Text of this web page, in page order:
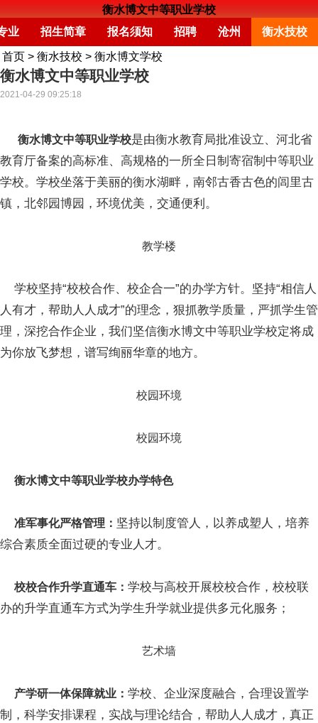
衡水博文中等职业学校
业
招生简章 报名须知 招聘 沧州 衡水技校
首页 > 衡水技校 > 衡水博文学校
衡水博文中等职业学校
2021-04-29 09:25:18
衡水博文中等职业学校是由衡水教育局批准设立、河北省
教育厅备案的高标准、高规格的一所全日制寄宿制中等职业
学校。学校坐落于美丽的衡水湖畔，南邻古香古色的闾里古
镇，北邻园博园，环境优美，交通便利。
教学楼
学校坚持“校校合作、校企合一”的办学方针。坚持“相信人
人有才，帮助人人成才”的理念，狠抓教学质量，严抓学生管
理，深挖合作企业，我们坚信衡水博文中等职业学校定将成
为你放飞梦想，谱写绚丽华章的地方。
校园环境
校园环境
衡水博文中等职业学校办学特色
准军事化严格管理： 坚持以制度管人，以养成塑人，培养
综合素质全面过硬的专业人才。
校校合作升学直通车： 学校与高校开展校校合作，校校联
办的升学直通车方式为学生升学就业提供多元化服务；
艺术墙
产学研一体保障就业： 学校、企业深度融合，合理设置学
制，科学安排课程，实战与理论结合，帮助人人成才，真正